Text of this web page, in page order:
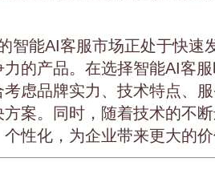
智能AI客服市场正处于快速
的产品。在选择智能AI客
虑品牌实力、技术特点、
案。同时，随着技术的不
性化，为企业带来更大的